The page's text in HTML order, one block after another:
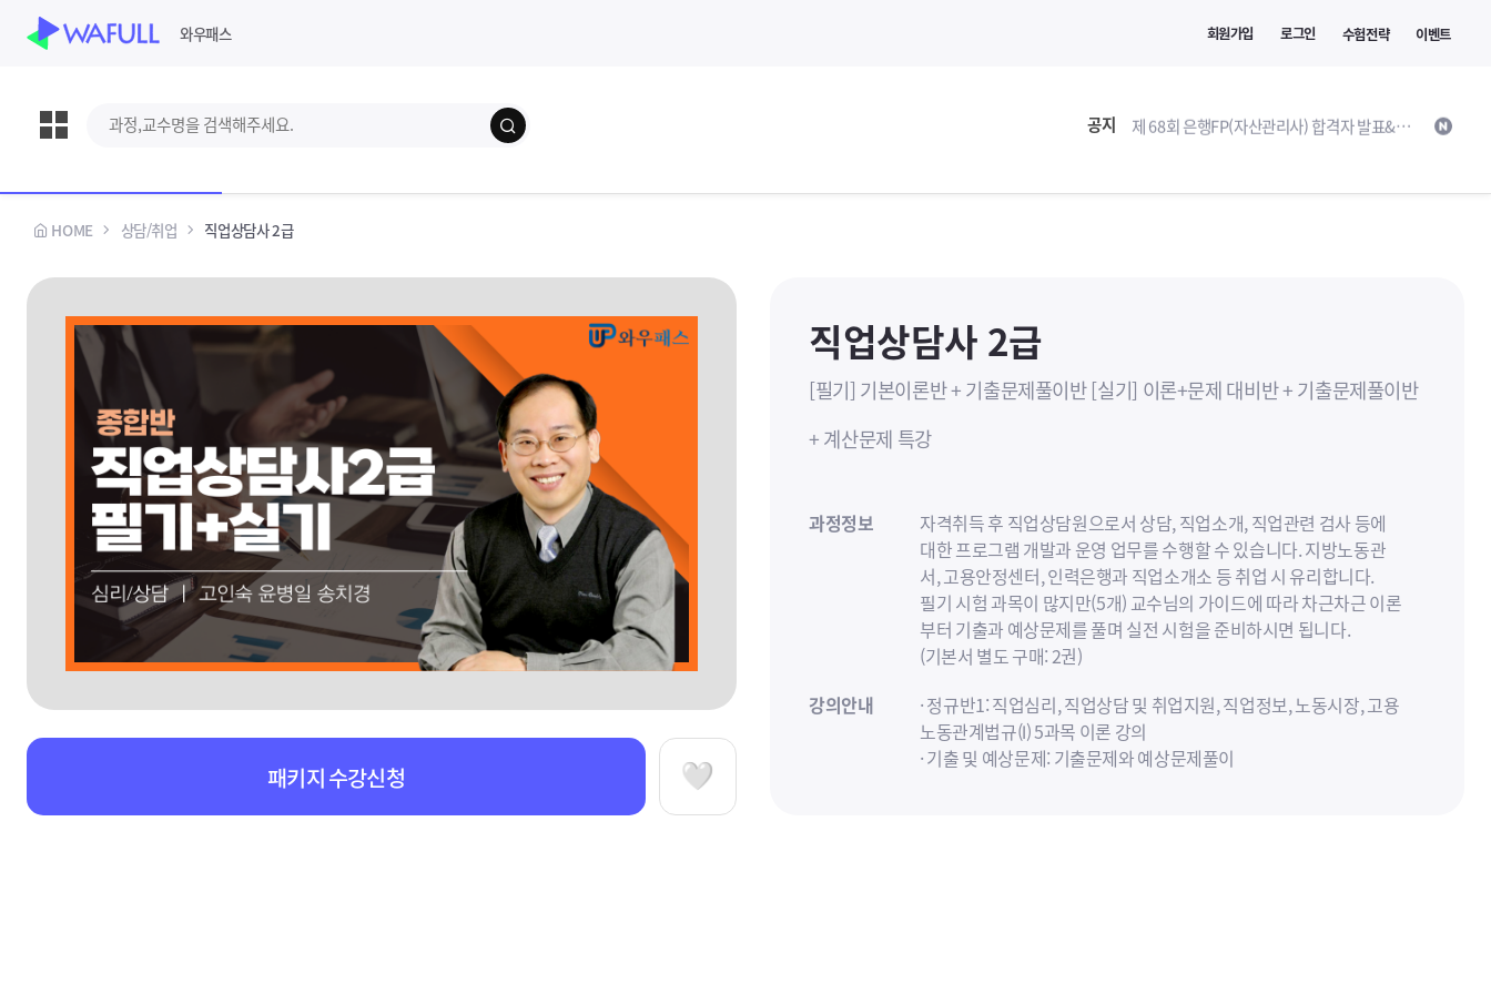
스킵 네비게이션
WASUB 자격증 구독
와우패스 회원가입 로그인 수험전략 이벤트
과정,교수명 검색 공지
제 68회 은행FP(자산관리사) 합격자 발표&환급 안내
HOME 상담/취업 직업상담사 2급
과정정보
수강안내
패키지 수강신청 찜하기
직업상담사 2급
[필기] 기본이론반 + 기출문제풀이반 [실기] 이론+문제 대비반 + 기출문제풀이반
+ 계산문제 특강
과정정보
자격취득 후 직업상담원으로서 상담, 직업소개, 직업관련 검사 등에
대한 프로그램 개발과 운영 업무를 수행할 수 있습니다. 지방노동관
서, 고용안정센터, 인력은행과 직업소개소 등 취업 시 유리합니다.
필기 시험 과목이 많지만(5개) 교수님의 가이드에 따라 차근차근 이론
부터 기출과 예상문제를 풀며 실전 시험을 준비하시면 됩니다.
(기본서 별도 구매: 2권)
강의안내
· 정규반1: 직업심리, 직업상담 및 취업지원, 직업정보, 노동시장, 고용
노동관계법규(Ⅰ) 5과목 이론 강의
· 기출 및 예상문제: 기출문제와 예상문제풀이
선택바